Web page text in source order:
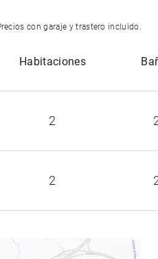
con garaje y trastero incluido.
Habitaciones
2
2